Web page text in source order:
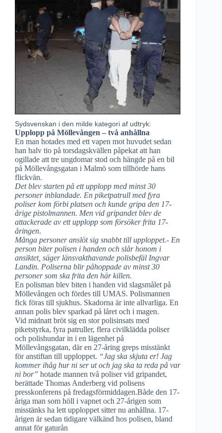
Sydsvenskan i den milde kategori af udtryk:
Upplopp på Möllevången – två anhållna
En man hotades med ett vapen mot huvudet sedan
han halv tio på torsdagskvällen påpekat att han
ogillade att tre ungdomar stod och hängde på en bil
på Möllevångsgatan i Malmö som tillhörde hans
flickvän.
Det blev starten på ett upplopp med minst 30
personer inblandade. En piketpatrull med fyra
poliser kom förbi platsen och kunde gripa den 17-
årige pistolmannen. Men vid gripandet blev de
attackerade av ett upplopp som försöker frita 17-
åringen.
Många personer anslöt sig snabbt till upploppet.- En
person biter polisen i handen och slår honom i
ansiktet, säger länsvakthavande polisbefäl Ingvar
Landin. Poliserna blir påhoppade av minst 30
personer som ska frita den här killen.
En polisman blev biten i handen vid slagsmålet på
Möllevången och fördes till UMAS. Polismannen
fick föras till sjukhus. Skadorna är inte allvarliga. En
annan polis blev sparkad på låret och i magen.
Vid midnatt bröt sig en stor polisinsats med
piketstyrka, fyra patruller, flera civilklädda poliser
och polishundar in i en lägenhet på
Möllevångsgatan, där en 27-åring greps misstänkt
för anstiftan till upploppet. “Jag ska skjuta er! Jag
kommer ihåg hur ni ser ut och jag ska ta reda på var
ni bor” hotade mannen två poliser vid gripandet,
berättade Thomas Anderberg vid polisens
presskonferens på fredagsförmiddagen.Både den 17-
åriga man som höll i vapnet och 27-årigen som
misstänks ha lett upploppet sitter nu anhållna. 17-
årigen är sedan tidigare välkänd hos polisen, bland
annat förgaturån